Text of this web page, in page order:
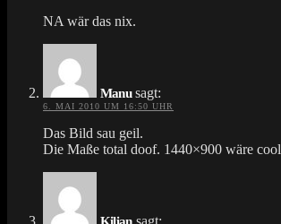
NA wär das nix.
Manu sagt:
6. MAI 2010 UM 16:50 UHR
Das Bild sau geil.
Die Maße total doof. 1440×900 wäre cool